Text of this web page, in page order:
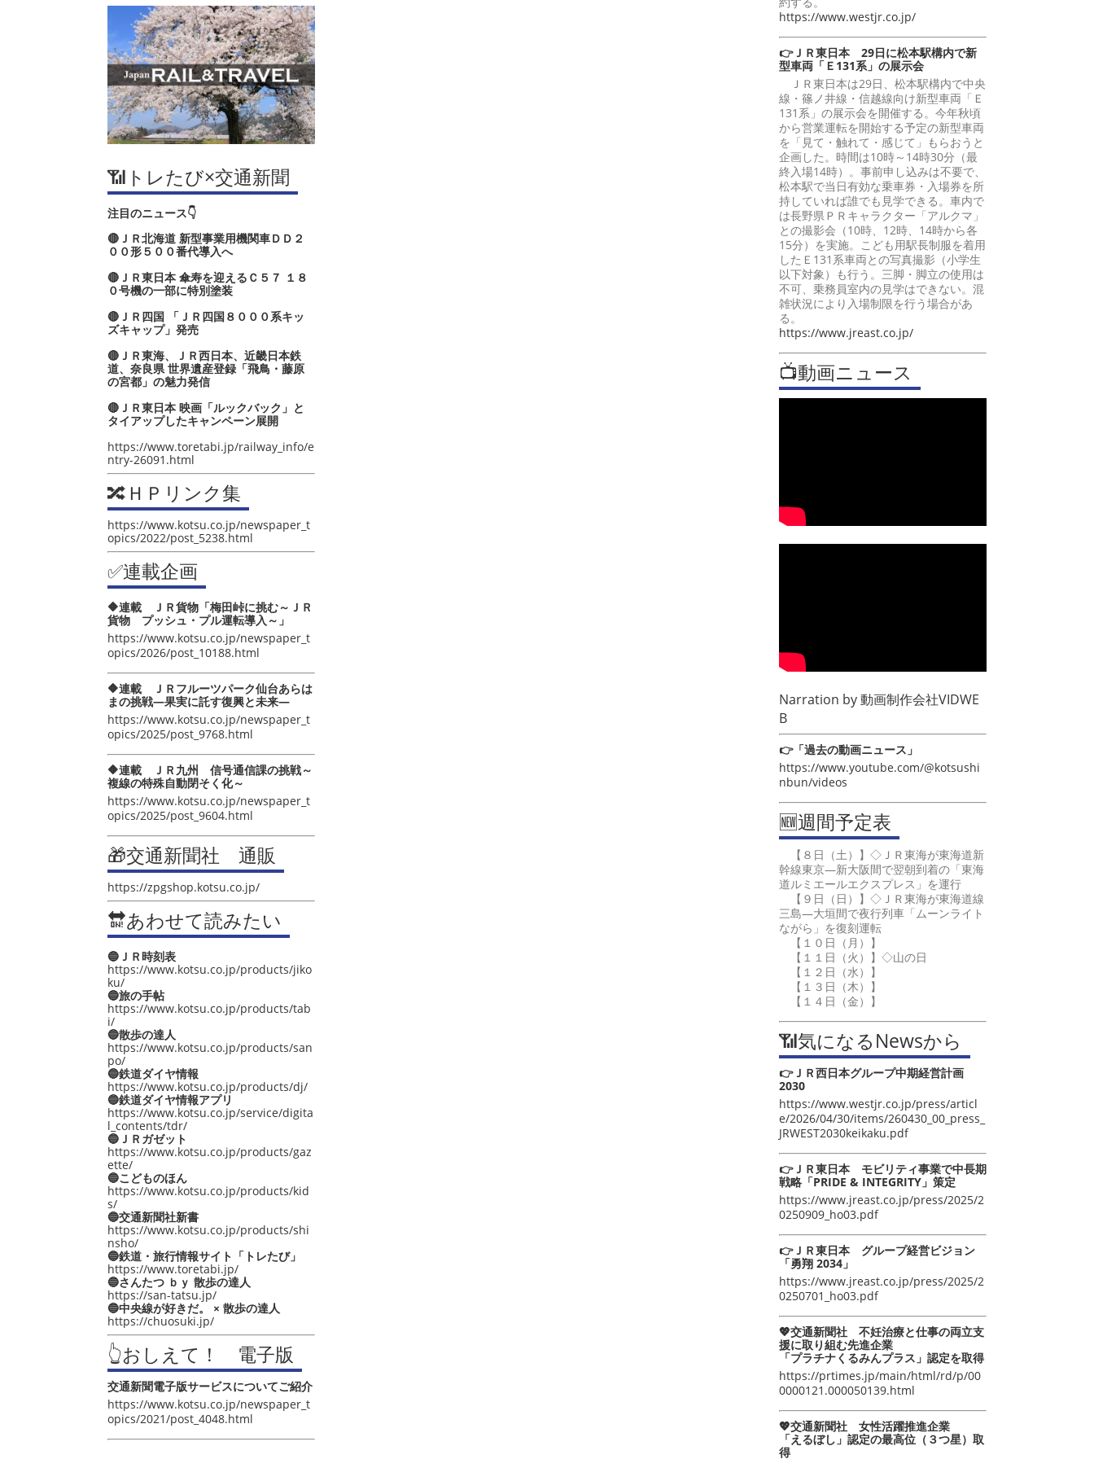
📶トレたび×交通新聞
注目のニュース👇
🔴ＪＲ北海道 新型事業用機関車ＤＤ２
００形５００番代導入へ
🔴ＪＲ東日本 傘寿を迎えるＣ５７ １８
０号機の一部に特別塗装
🔴ＪＲ四国 「ＪＲ四国８０００系キッ
ズキャップ」発売
🔴ＪＲ東海、ＪＲ西日本、近畿日本鉄
道、奈良県 世界遺産登録「飛鳥・藤原
の宮都」の魅力発信
🔴ＪＲ東日本 映画「ルックバック」と
タイアップしたキャンペーン展開
https://www.toretabi.jp/railway_info/e
ntry-26091.html
🔀ＨＰリンク集
https://www.kotsu.co.jp/newspaper_t
opics/2022/post_5238.html
✅連載企画
🔶連載 ＪＲ貨物「梅田峠に挑む～ＪＲ
貨物 プッシュ・プル運転導入～」
https://www.kotsu.co.jp/newspaper_t
opics/2026/post_10188.html
🔶連載 ＪＲフルーツパーク仙台あらは
まの挑戦―果実に託す復興と未来―
https://www.kotsu.co.jp/newspaper_t
opics/2025/post_9768.html
🔶連載 ＪＲ九州 信号通信課の挑戦～
複線の特殊自動閉そく化～
https://www.kotsu.co.jp/newspaper_t
opics/2025/post_9604.html
🎁交通新聞社 通販
https://zpgshop.kotsu.co.jp/
🔛あわせて読みたい
🔵ＪＲ時刻表
https://www.kotsu.co.jp/products/jiko
ku/
🔵旅の手帖
https://www.kotsu.co.jp/products/tab
i/
🔵散歩の達人
https://www.kotsu.co.jp/products/san
po/
🔵鉄道ダイヤ情報
https://www.kotsu.co.jp/products/dj/
🔵鉄道ダイヤ情報アプリ
https://www.kotsu.co.jp/service/digita
l_contents/tdr/
🔵ＪＲガゼット
https://www.kotsu.co.jp/products/gaz
ette/
🔵こどものほん
https://www.kotsu.co.jp/products/kid
s/
🔵交通新聞社新書
https://www.kotsu.co.jp/products/shi
nsho/
🔵鉄道・旅行情報サイト「トレたび」
https://www.toretabi.jp/
🔵さんたつ ｂｙ 散歩の達人
https://san-tatsu.jp/
🔵中央線が好きだ。 × 散歩の達人
https://chuosuki.jp/
👆おしえて！ 電子版
交通新聞電子版サービスについてご紹介
https://www.kotsu.co.jp/newspaper_t
opics/2021/post_4048.html
https://www.westjr.co.jp/
👉ＪＲ東日本 29日に松本駅構内で新
型車両「Ｅ131系」の展示会
ＪＲ東日本は29日、松本駅構内で中央
線・篠ノ井線・信越線向け新型車両「Ｅ
131系」の展示会を開催する。今年秋頃
から営業運転を開始する予定の新型車両
を「見て・触れて・感じて」もらおうと
企画した。時間は10時～14時30分（最
終入場14時）。事前申し込みは不要で、
松本駅で当日有効な乗車券・入場券を所
持していれば誰でも見学できる。車内で
は長野県ＰＲキャラクター「アルクマ」
との撮影会（10時、12時、14時から各
15分）を実施。こども用駅長制服を着用
したＥ131系車両との写真撮影（小学生
以下対象）も行う。三脚・脚立の使用は
不可、乗務員室内の見学はできない。混
雑状況により入場制限を行う場合があ
る。
https://www.jreast.co.jp/
📺動画ニュース
Narration by動画制作会社VIDWE
B
👉「過去の動画ニュース」
https://www.youtube.com/@kotsushi
nbun/videos
🆕週間予定表
【８日（土）】◇ＪＲ東海が東海道新
幹線東京―新大阪間で翌朝到着の「東海
道ルミエールエクスプレス」を運行
【９日（日）】◇ＪＲ東海が東海道線
三島―大垣間で夜行列車「ムーンライト
ながら」を復刻運転
【１０日（月）】
【１１日（火）】◇山の日
【１２日（水）】
【１３日（木）】
【１４日（金）】
📶気になるNewsから
👉ＪＲ西日本グループ中期経営計画
2030
https://www.westjr.co.jp/press/articl
e/2026/04/30/items/260430_00_press_
JRWEST2030keikaku.pdf
👉ＪＲ東日本 モビリティ事業で中長期
戦略「PRIDE & INTEGRITY」策定
https://www.jreast.co.jp/press/2025/2
0250909_ho03.pdf
👉ＪＲ東日本 グループ経営ビジョン
「勇翔 2034」
https://www.jreast.co.jp/press/2025/2
0250701_ho03.pdf
💖交通新聞社 不妊治療と仕事の両立支
援に取り組む先進企業
「プラチナくるみんプラス」認定を取得
https://prtimes.jp/main/html/rd/p/00
0000121.000050139.html
💖交通新聞社 女性活躍推進企業
「えるぼし」認定の最高位（３つ星）取
得